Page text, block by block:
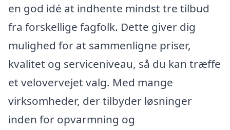
en god idé at indhente mindst tre tilbud
fra forskellige fagfolk. Dette giver dig
mulighed for at sammenligne priser,
kvalitet og serviceniveau, så du kan træffe
et velovervejet valg. Med mange
virksomheder, der tilbyder løsninger
inden for opvarmning og